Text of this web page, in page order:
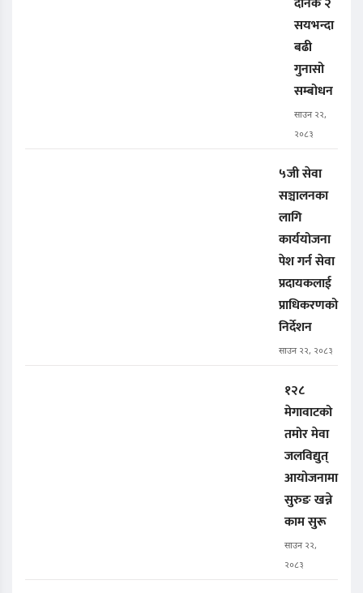
सयभन्दा
बढी
गुनासो
सम्बोधन
साउन २२,
२०८३
५जी सेवा
सञ्चालनका
लागि
कार्ययोजना
पेश गर्न सेवा
प्रदायकलाई
प्राधिकरणको
निर्देशन
साउन २२, २०८३
१२८
मेगावाटको
तमोर मेवा
जलविद्युत्
आयोजनामा
सुरुङ खन्ने
काम सुरू
साउन २२,
२०८३